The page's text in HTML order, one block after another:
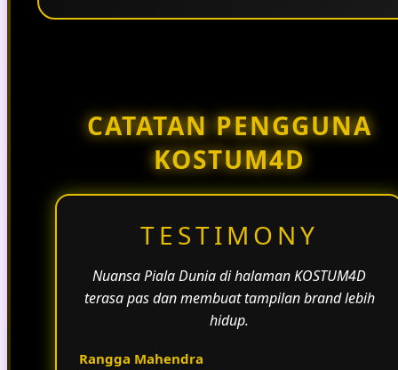
CATATAN PENGGUNA
KOSTUM4D
TESTIMONY
Nuansa Piala Dunia di halaman KOSTUM4D
terasa pas dan membuat tampilan brand lebih
hidup.
Rangga Mahendra